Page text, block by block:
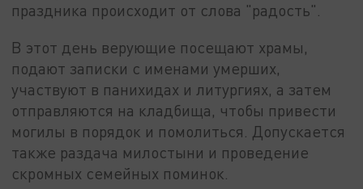
праздника происходит от слова "радость".
В этот день верующие посещают храмы,
подают записки с именами умерших,
участвуют в панихидах и литургиях, а затем
отправляются на кладбища, чтобы привести
могилы в порядок и помолиться. Допускается
также раздача милостыни и проведение
скромных семейных поминок.